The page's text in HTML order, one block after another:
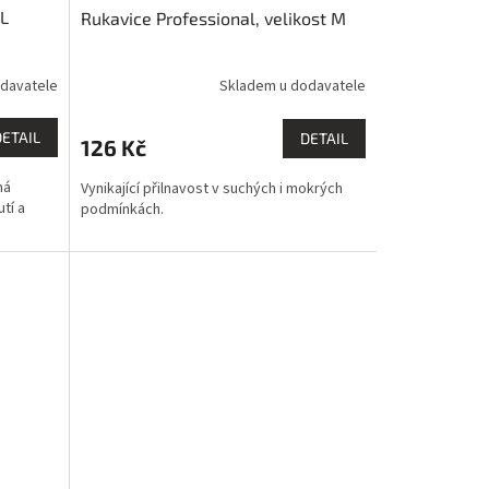
a
Rukavice Professional, velikost M
Skladem u dodavatele
126 Kč DETAIL
Vynikající přilnavost v suchých i mokrých
podmínkách.